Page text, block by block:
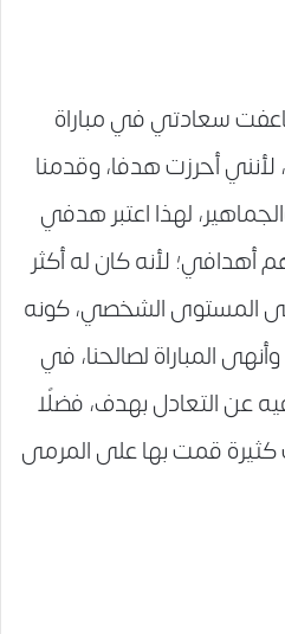
سعادتي في مباراة
لأنني أحرزت هدفا، وقدمنا
لهذا اعتبر هدفي
لأنه كان له أكثر
المستوى الشخصي، كونه
المباراة لصالحنا، في
عن التعادل بهدف، فضلًا
كثيرة قمت بها على المرمى